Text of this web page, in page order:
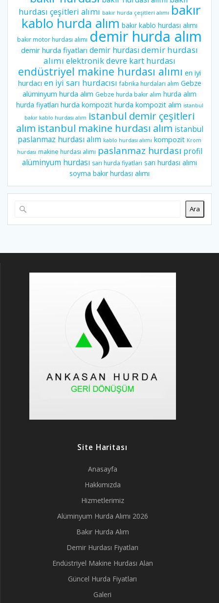
hurdası çeşitleri alımı bakır hurda çeşitleri alımı bakır
kablo hurda alım bakır kablo hurdası alımı
bakır motor hurdası alımı demir hurda alım
demir hurda fiyatları demir hurdası demir hurdası
alımı elektronik devre kart hurdası
endüstriyel makine hurdası alımı en iyi
hurdacı en iyi sarı hurdacısı fabrika hurdaları alım Gebze
alüminyum hurda alım Gebze hurda bakır alım hurda alım
hurda fiyatları hurda kompozit hurda kompozit alım istanbul
bakır kablo hurdası alım istanbul demir çeşitleri
alım istanbul makine hurdası alım istanbul
paslanmaz hurdası alım kablo hurdası alımı kompozit Krom
hurdası makine hurdası alımı paslanmaz hurdası profil
alüminyum hurdası sarı hurda fiyatları sarı hurdası alımı
soyma bakır hurdası alımı
Ara
Site Haritası
Anasayfa
Hakkımızda
Hizmetlerimiz
Alüminyum Hurda Alımı 2026
Bakır Hurda Alım
Demir Hurdası Fiyatları
Endüstriyel Makine Hurdası Alan
Güncel Hurda Fiyatları
Galeri